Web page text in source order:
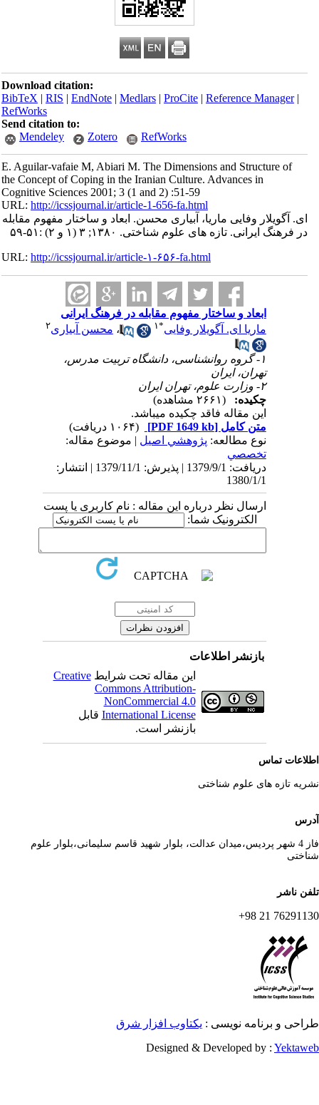
Download citation:
BibTeX|RIS|EndNote|Medlars|ProCite|Reference Manager
RefWorks
Send citation to:
Mendeley
Zotero RefWorks
E. Aguilar-vafaie M, Abiari M. The Dimensions and Structure of
the Concept of Coping in the Iranian Culture. Advances in
Cognitive Sciences 2001; 3 (1 and 2) :51-59
URL:http://icssjournal.ir/article-1-656-fa.html
ای. آگویلار وفایی ماریا، آبیاری محسن. ابعاد و ساختار مفهوم مقابله
در فرهنگ ایرانی. تازه های علوم شناختی. ۱۳۸۰; ۳ (۱ و ۲) :۵۱-۵۹
URL:http://icssjournal.ir/article-۱-۶۵۶-fa.html
ابعاد و ساختار مفهوم مقابله در فرهنگ ایرانی
ماریا ای. آگویلار وفایی
۱ ،محسن آبیاری۲
۱- گروه روانشناسی، دانشگاه تربیت مدرس،
تهران، ایران
چکیده:
این مقاله فاقد چکیده می​باشد.
متن کامل[PDF 1649 kb]
نوع مطالعه:پژوهشي اصیل| موضوع مقاله:
تخصصي
دریافت: 1379/9/1 | پذیرش: 1379/11/1 | انتشار:
1380/1/1
ارسال نظر درباره این مقاله : نام کاربری یا پست
الکترونیک شما:
بازنشر اطلاعات
این مقاله تحت شرایطCreative
Commons Attribution-
NonCommercial 4.0
International Licenseقابل
بازنشر است.
تماس
تازه های علوم شناختی
فاز 4 شهر پردیس،میدان عدالت، بلوار شهید قاسم سلیمانی،بلوار علوم
ناشر
76291130 21
و برنامه نویسی : یکتاوب افزار شرق
Designed & Developed by :